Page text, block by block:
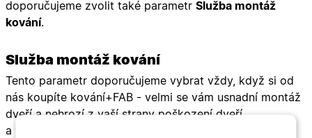
doporučujeme zvolit také parametr Služba montáž
kování.
Služba montáž kování
Tento parametr doporučujeme vybrat vždy, když si od
nás koupíte kování+FAB - velmi se vám usnadní montáž
dveří a nehrozí z vaší strany poškození dveří
a vícebodového zámku u dveří. Montáž kování sice na